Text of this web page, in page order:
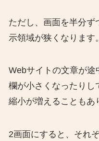
ただし、画面を半分ず
示領域が狭くなります。
Webサイトの文章が途
欄が小さくなったりし
縮小が増えることもあ
2画面にすると、それ